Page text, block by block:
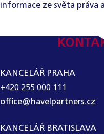
informace ze světa práva
KANCELÁŘ PRAHA
+420 255 000 111
office@havelpartners.cz
KANCELÁŘ BRATISLAVA